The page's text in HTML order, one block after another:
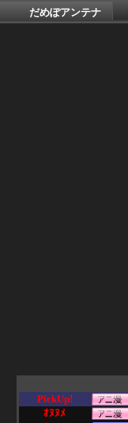
だめぽアンテナ
PickUp!
ｵﾇﾇﾒ